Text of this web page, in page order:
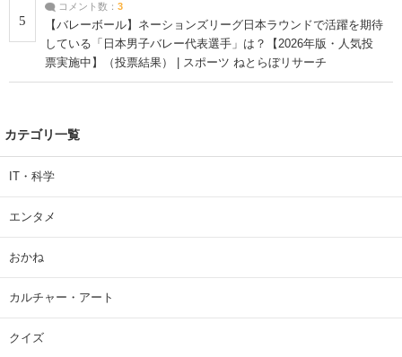
5
コメント数： 3
【バレーボール】ネーションズリーグ日本ラウンドで活躍を期待
している「日本男子バレー代表選手」は？【2026年版・人気投
票実施中】（投票結果） | スポーツ ねとらぼリサーチ
カテゴリ一覧
IT・科学
エンタメ
おかね
カルチャー・アート
クイズ